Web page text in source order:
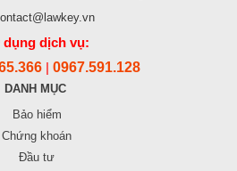
dụng dịch vụ:
0967.591.128
DANH MỤC
Bảo hiểm
Chứng khoán
Đầu tư